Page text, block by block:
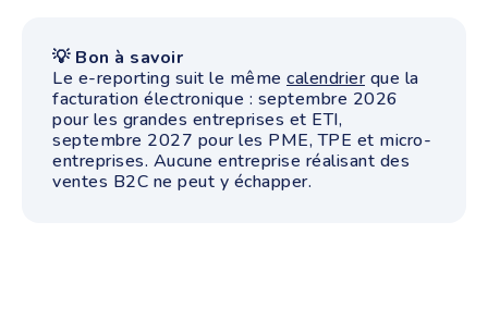
💡 Bon à savoir
Le e-reporting suit le même calendrierque la
facturation électronique : septembre 2026
pour les grandes entreprises et ETI,
septembre 2027 pour les PME, TPE et micro-
entreprises. Aucune entreprise réalisant des
ventes B2C ne peut y échapper.